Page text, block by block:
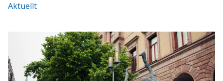
Aktuellt